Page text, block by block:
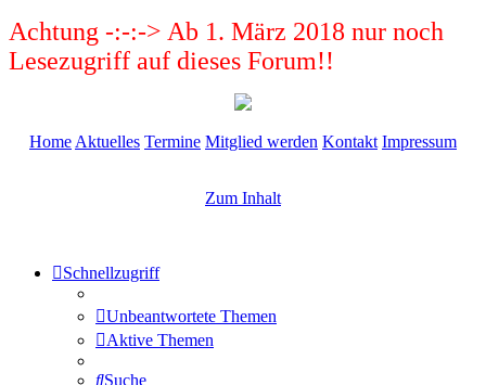
Achtung -:-:-> Ab 1. März 2018 nur noch
Lesezugriff auf dieses Forum!!
Home Aktuelles Termine Mitglied werden Kontakt Impressum
Zum Inhalt
Schnellzugriff
Unbeantwortete Themen
Aktive Themen
Suche